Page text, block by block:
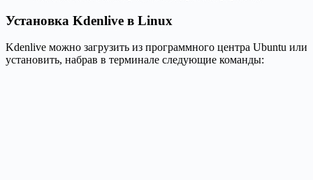
Установка Kdenlive в Linux
Kdenlive можно загрузить из программного центра Ubuntu или
установить, набрав в терминале следующие команды: